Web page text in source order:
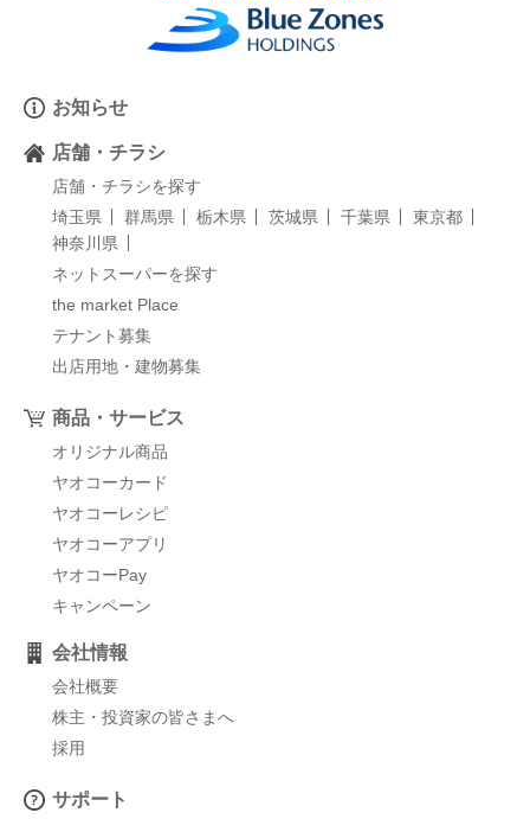
お知らせ
店舗・チラシ
店舗・チラシを探す
埼玉県
群馬県 栃木県 茨城県 千葉県
東京都
神奈川県
ネットスーパーを探す
the market Place
テナント募集
出店用地・建物募集
商品・サービス
オリジナル商品
ヤオコーカード
ヤオコーレシピ
ヤオコーアプリ
ヤオコーPay
キャンペーン
会社情報
会社概要
株主・投資家の皆さまへ
採用
サポート